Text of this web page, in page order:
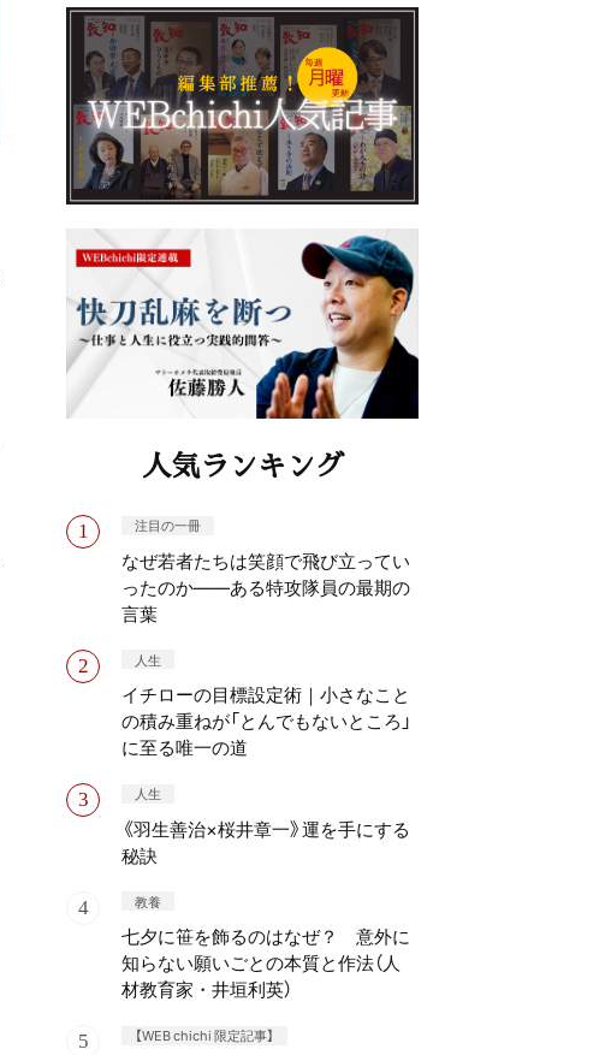
人気ランキング
注目の一冊
なぜ若者たちは笑顔で飛び立ってい
ったのか——ある特攻隊員の最期の
言葉
人生
イチローの目標設定術｜小さなこと
の積み重ねが「とんでもないところ」
に至る唯一の道
人生
《羽生善治×桜井章一》運を手にする
秘訣
教養
七夕に笹を飾るのはなぜ？ 意外に
知らない願いごとの本質と作法（人
材教育家・井垣利英）
【WEB chichi 限定記事】